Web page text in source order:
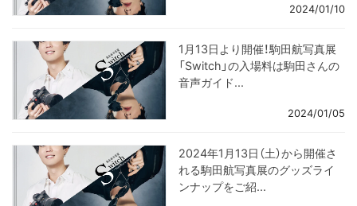
2024/01/10
1月13日より開催！駒田航写真展
「Switch」の入場料は駒田さんの
音声ガイド...
2024/01/05
2024年1月13日（土）から開催さ
れる駒田航写真展のグッズライ
ンナップをご紹...